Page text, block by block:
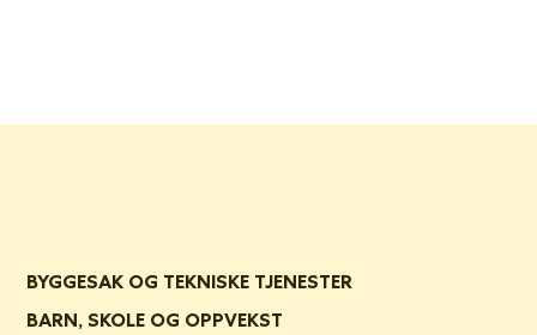
BYGGESAK OG TEKNISKE TJENESTER
BARN, SKOLE OG OPPVEKST